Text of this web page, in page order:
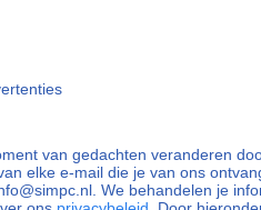
van gedachten veranderen
elke e-mail die je van ons
We behandelen je